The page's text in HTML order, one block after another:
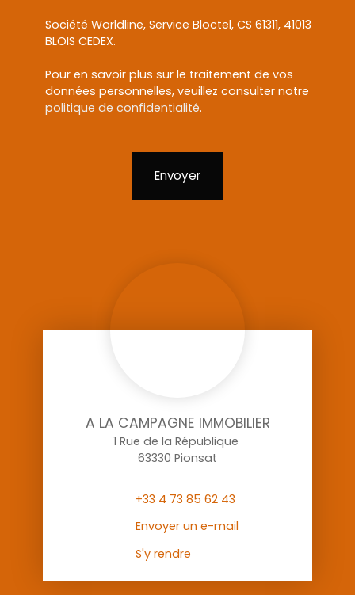
Société Worldline, Service Bloctel, CS 61311, 41013
BLOIS CEDEX.
Pour en savoir plus sur le traitement de vos
données personnelles, veuillez consulter notre
politique de confidentialité.
Envoyer
A LA CAMPAGNE IMMOBILIER
1 Rue de la République
63330 Pionsat
+33 4 73 85 62 43
Envoyer un e-mail
S'y rendre